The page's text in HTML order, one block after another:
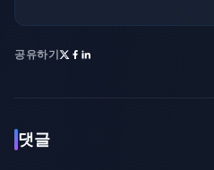
공유하기
댓글